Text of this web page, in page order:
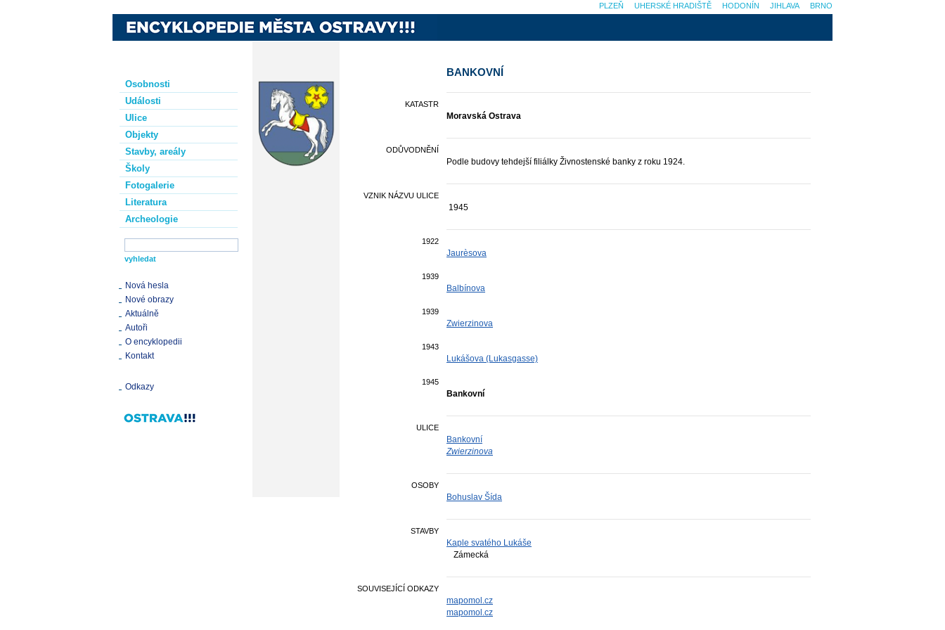
Osobnosti
Události
Ulice
Objekty
Stavby, areály
Školy
Fotogalerie
Literatura
Archeologie
Nová hesla
Nové obrazy
Aktuálně
Autoři
O encyklopedii
Kontakt
Odkazy
BANKOVNÍ
KATASTR
Moravská Ostrava
ODŮVODNĚNÍ
Podle budovy tehdejší filiálky Živnostenské banky z roku 1924.
VZNIK NÁZVU ULICE
1945
1922
Jaurèsova
1939
Balbínova
1939
Zwierzinova
1943
Lukášova (Lukasgasse)
1945
Bankovní
ULICE
Bankovní
Zwierzinova
OSOBY
Bohuslav Šída
STAVBY
Kaple svatého Lukáše
Zámecká
SOUVISEJÍCÍ ODKAZY
mapomol.cz
mapomol.cz
BRNO
JIHLAVA
HODONÍN
UHERSKÉ HRADIŠTĚ
PLZEŇ